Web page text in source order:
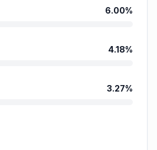
6.00%
4.18%
3.27%